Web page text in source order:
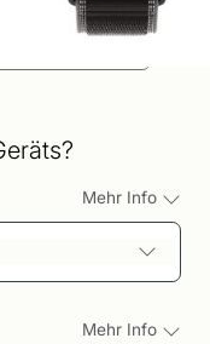
Mehr Info
Mehr Info